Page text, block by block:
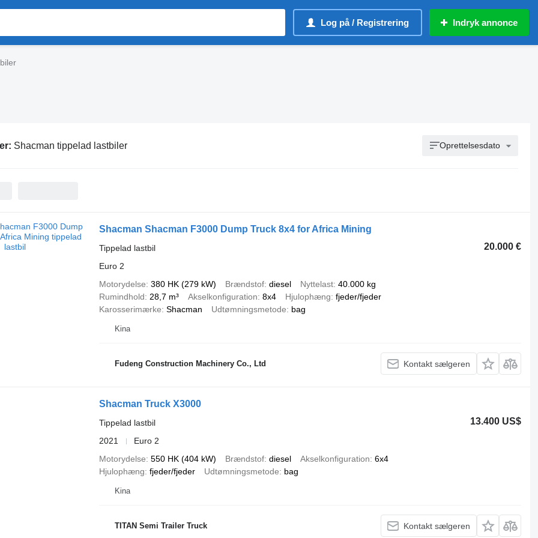
Log på / Registrering Indryk annonce
Shacman tippelad lastbiler Oprettelsesdato
Shacman Shacman F3000 Dump Truck 8x4 for Africa Mining
20.000 €
Tippelad lastbil
Euro 2
Motorydelse 380 HK (279 kW) Brændstof diesel Nyttelast 40.000 kg
Rumindhold
28,7 m³ Akselkonfiguration 8x4 Hjulophæng fjeder/fjeder
Karosserimærke Shacman Udtømningsmetode bag
Kina
Fudeng Construction Machinery Co., Ltd Kontakt sælgeren
Shacman Truck X3000
13.400 US$
Tippelad lastbil
2021
Euro 2
Motorydelse 550 HK (404 kW) Brændstof diesel Akselkonfiguration 6x4
Hjulophæng fjeder/fjeder Udtømningsmetode bag
Kina
TITAN Semi Trailer Truck Kontakt sælgeren